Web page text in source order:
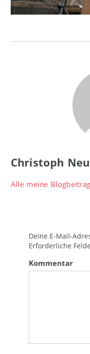
Christoph
Alle meine
Deine E-Mail-
Erforderliche
Kommentar